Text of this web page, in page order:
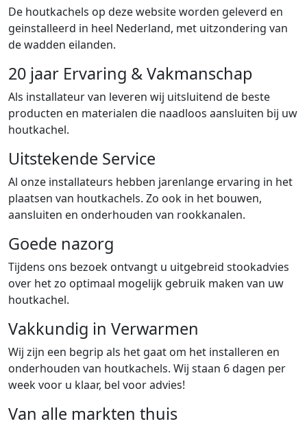
De houtkachels op deze website worden geleverd en
geinstalleerd in heel Nederland, met uitzondering van
de wadden eilanden.
20 jaar Ervaring & Vakmanschap
Als installateur van leveren wij uitsluitend de beste
producten en materialen die naadloos aansluiten bij uw
houtkachel.
Uitstekende Service
Al onze installateurs hebben jarenlange ervaring in het
plaatsen van houtkachels. Zo ook in het bouwen,
aansluiten en onderhouden van rookkanalen.
Goede nazorg
Tijdens ons bezoek ontvangt u uitgebreid stookadvies
over het zo optimaal mogelijk gebruik maken van uw
houtkachel.
Vakkundig in Verwarmen
Wij zijn een begrip als het gaat om het installeren en
onderhouden van houtkachels. Wij staan 6 dagen per
week voor u klaar, bel voor advies!
Van alle markten thuis